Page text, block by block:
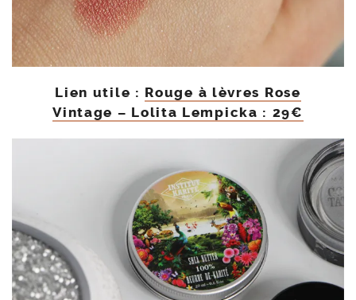
Lien utile : Rouge à lèvres Rose
Vintage – Lolita Lempicka : 29€